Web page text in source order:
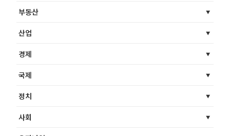
부동산
산업
경제
국제
정치
사회